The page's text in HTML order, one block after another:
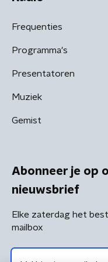
Frequenties
Programma's
Presentatoren
Muziek
Gemist
Abonneer je op
nieuwsbrief
Elke zaterdag het
mailbox